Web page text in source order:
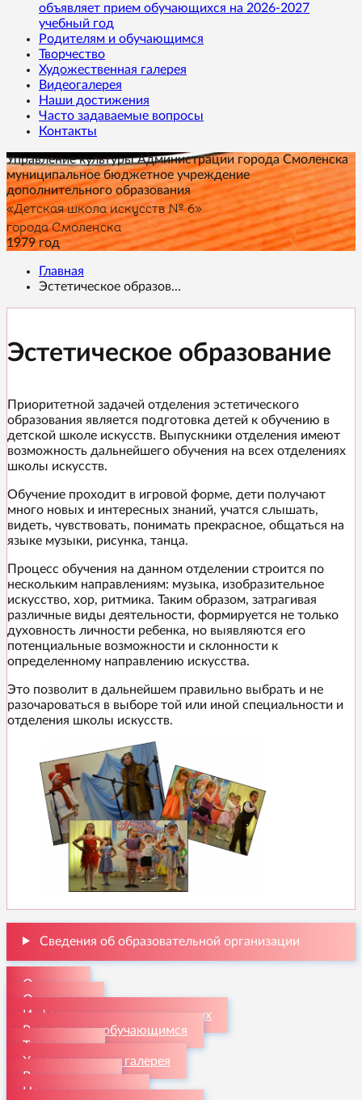
объявляет прием обучающихся на 2026-2027
учебный год
Родителям и обучающимся
Творчество
Художественная галерея
Видеогалерея
Наши достижения
Часто задаваемые вопросы
Контакты
Управление культуры Администрации города Смоленска
муниципальное бюджетное учреждение
дополнительного образования
«Детская школа искусств № 6»
города Смоленска
1979 год
Главная
Эстетическое образов...
Эстетическое образование
Приоритетной задачей отделения эстетического
образования является подготовка детей к обучению в
детской школе искусств. Выпускники отделения имеют
возможность дальнейшего обучения на всех отделениях
школы искусств.
Обучение проходит в игровой форме, дети получают
много новых и интересных знаний, учатся слышать,
видеть, чувствовать, понимать прекрасное, общаться на
языке музыки, рисунка, танца.
Процесс обучения на данном отделении строится по
нескольким направлениям: музыка, изобразительное
искусство, хор, ритмика. Таким образом, затрагивая
различные виды деятельности, формируется не только
духовность личности ребенка, но выявляются его
потенциальные возможности и склонности к
определенному направлению искусства.
Это позволит в дальнейшем правильно выбрать и не
разочароваться в выборе той или иной специальности и
отделения школы искусств.
Сведения об образовательной организации
О школе
Отделения
Информация для поступающих
Родителям и обучающимся
Творчество
Художественная галерея
Видеогалерея
Наши достижения